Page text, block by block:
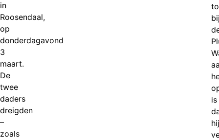
in
Roosendaal,
op
donderdagavond
3
maart.
De
twee
daders
dreigden
–
zoals
is
hij